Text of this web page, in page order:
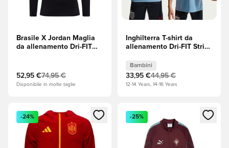
Brasile X Jordan Maglia
da allenamento Dri-FIT
52,95 €74,95 €
Disponibile in molte taglie
Inghilterra T-shirt da
allenamento Dri-FIT Strike
Work
Blue/Obsidian/Bianco
Bambini
Bambini
33,95 €44,95 €
12-14 Years, 14-16 Years
Apre una finestra modale per accedere o registrarsi come
-24%
Apre una finestra modale
-25%